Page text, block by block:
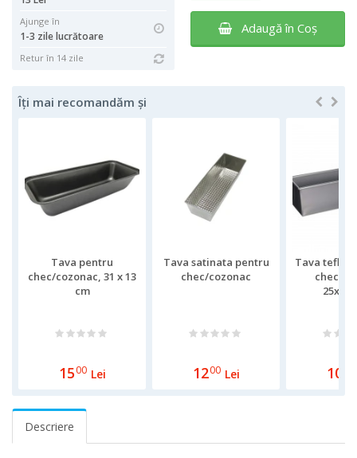
Ajunge în
1-3 zile lucrătoare
Retur în 14 zile
Adaugă în Coş
Îți mai recomandăm și
Tava pentru
chec/cozonac, 31 x 13
cm
1500 Lei
Tava satinata pentru
chec/cozonac
1200 Lei
Tava
chec/
10
Descriere